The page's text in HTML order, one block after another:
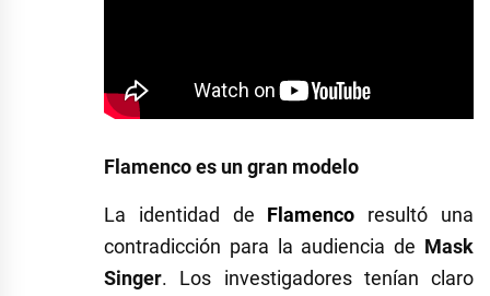
Flamenco es un gran modelo
La identidad de Flamenco resultó una
contradicción para la audiencia de Mask
Singer. Los investigadores tenían claro